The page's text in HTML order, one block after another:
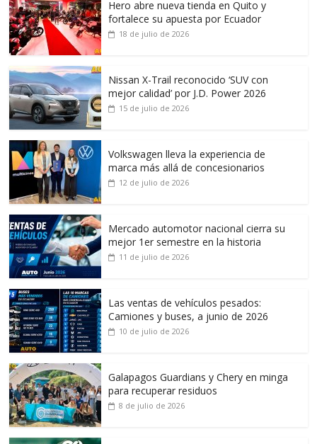
Hero abre nueva tienda en Quito y
fortalece su apuesta por Ecuador
18 de julio de 2026
Nissan X-Trail reconocido ‘SUV con
mejor calidad’ por J.D. Power 2026
15 de julio de 2026
Volkswagen lleva la experiencia de
marca más allá de concesionarios
12 de julio de 2026
Mercado automotor nacional cierra su
mejor 1er semestre en la historia
11 de julio de 2026
Las ventas de vehículos pesados:
Camiones y buses, a junio de 2026
10 de julio de 2026
Galapagos Guardians y Chery en minga
para recuperar residuos
8 de julio de 2026